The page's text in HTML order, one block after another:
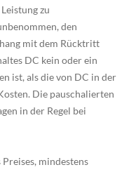
zu
den
mit dem Rücktritt
DC kein oder ein
ist, als die von DC in der
Die pauschalierten
in der Regel bei
Preises, mindestens